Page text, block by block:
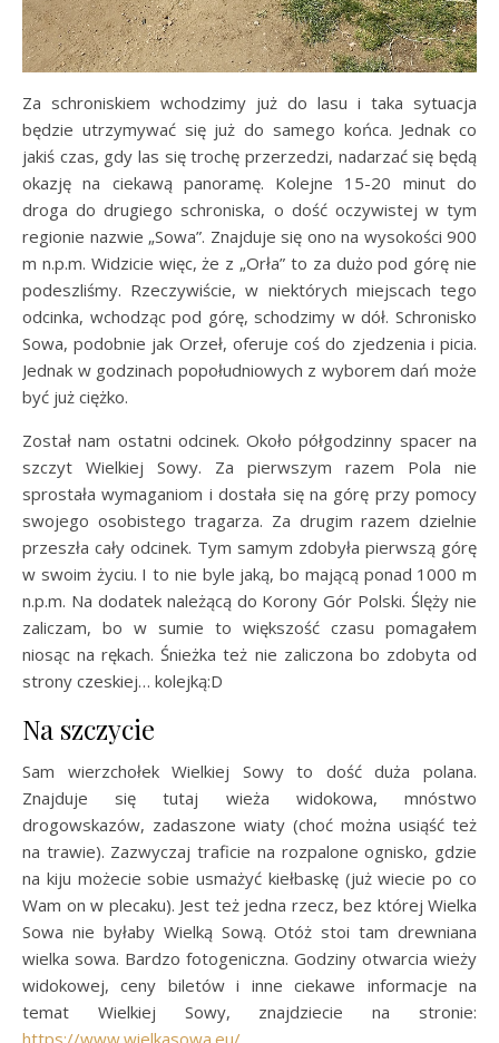
Za schroniskiem wchodzimy już do lasu i taka sytuacja
będzie utrzymywać się już do samego końca. Jednak co
jakiś czas, gdy las się trochę przerzedzi, nadarzać się będą
okazję na ciekawą panoramę. Kolejne 15-20 minut do
droga do drugiego schroniska, o dość oczywistej w tym
regionie nazwie „Sowa”. Znajduje się ono na wysokości 900
m n.p.m. Widzicie więc, że z „Orła” to za dużo pod górę nie
podeszliśmy. Rzeczywiście, w niektórych miejscach tego
odcinka, wchodząc pod górę, schodzimy w dół. Schronisko
Sowa, podobnie jak Orzeł, oferuje coś do zjedzenia i picia.
Jednak w godzinach popołudniowych z wyborem dań może
być już ciężko.
Został nam ostatni odcinek. Około półgodzinny spacer na
szczyt Wielkiej Sowy. Za pierwszym razem Pola nie
sprostała wymaganiom i dostała się na górę przy pomocy
swojego osobistego tragarza. Za drugim razem dzielnie
przeszła cały odcinek. Tym samym zdobyła pierwszą górę
w swoim życiu. I to nie byle jaką, bo mającą ponad 1000 m
n.p.m. Na dodatek należącą do Korony Gór Polski. Ślęży nie
zaliczam, bo w sumie to większość czasu pomagałem
niosąc na rękach. Śnieżka też nie zaliczona bo zdobyta od
strony czeskiej… kolejką:D
Na szczycie
Sam wierzchołek Wielkiej Sowy to dość duża polana.
Znajduje się tutaj wieża widokowa, mnóstwo
drogowskazów, zadaszone wiaty (choć można usiąść też
na trawie). Zazwyczaj traficie na rozpalone ognisko, gdzie
na kiju możecie sobie usmażyć kiełbaskę (już wiecie po co
Wam on w plecaku). Jest też jedna rzecz, bez której Wielka
Sowa nie byłaby Wielką Sową. Otóż stoi tam drewniana
wielka sowa. Bardzo fotogeniczna. Godziny otwarcia wieży
widokowej, ceny biletów i inne ciekawe informacje na
temat Wielkiej Sowy, znajdziecie na stronie:
https://www.wielkasowa.eu/